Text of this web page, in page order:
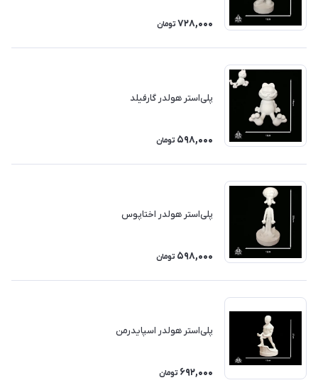
728,000 تومان
پلی‌استر هولدر گارفیلد
598,000 تومان
پلی‌استر هولدر اختاپوس
598,000 تومان
پلی‌استر هولدر اسپایدرمن
692,000 تومان